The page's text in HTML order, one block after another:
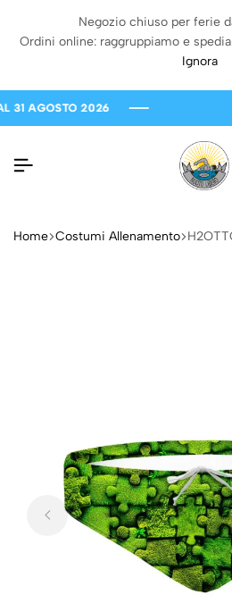
Negozio chiuso per ferie
Ordini online: raggruppiamo e
Ignora
2026
2026
2026
Home Costumi Allenamento